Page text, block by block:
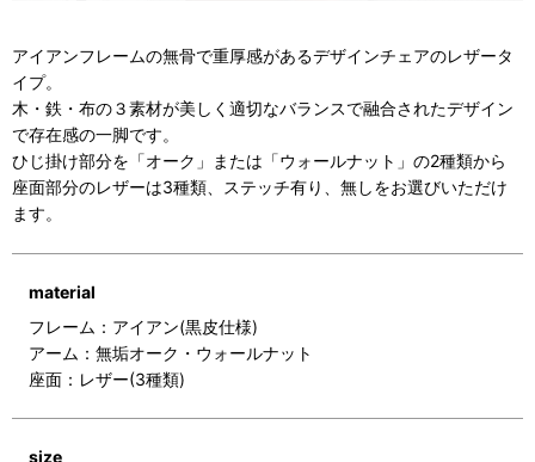
アイアンフレームの無骨で重厚感があるデザインチェアのレザータ
イプ。
木・鉄・布の３素材が美しく適切なバランスで融合されたデザイン
で存在感の一脚です。
ひじ掛け部分を「オーク」または「ウォールナット」の2種類から
座面部分のレザーは3種類、ステッチ有り、無しをお選びいただけ
ます。
material
フレーム：アイアン(黒皮仕様)
アーム：無垢オーク・ウォールナット
座面：レザー(3種類)
size